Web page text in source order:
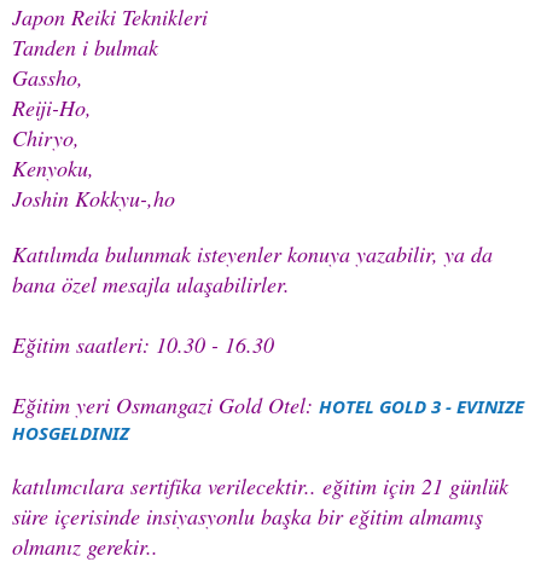
Japon Reiki Teknikleri
Tanden i bulmak
Gassho,
Reiji-Ho,
Chiryo,
Kenyoku,
Joshin Kokkyu-,ho
Katılımda bulunmak isteyenler konuya yazabilir, ya da
bana özel mesajla ulaşabilirler.
Eğitim saatleri: 10.30 - 16.30
Eğitim yeri Osmangazi Gold Otel: HOTEL GOLD 3 - EVINIZE
HOSGELDINIZ
katılımcılara sertifika verilecektir.. eğitim için 21 günlük
süre içerisinde insiyasyonlu başka bir eğitim almamış
olmanız gerekir..